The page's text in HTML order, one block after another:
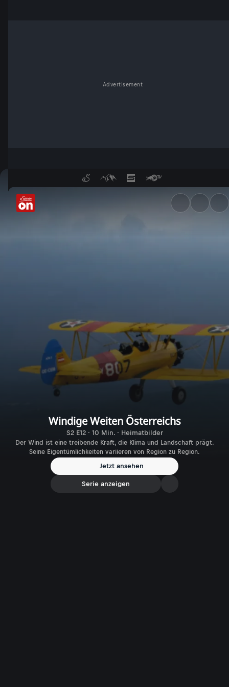
Advertisement
Windige Weiten Österreichs
Windige Weiten Österreichs
S2 E12 · 10 Min. · Heimatbilder
Der Wind ist eine treibende Kraft, die Klima und Landschaft prägt.
Seine Eigentümlichkeiten variieren von Region zu Region.
Jetzt ansehen
Serie anzeigen